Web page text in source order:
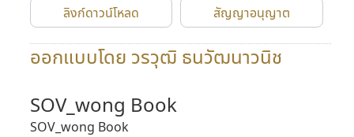
ลิงก์ดาวน์โหลด สัญญาอนุญาต
ออกแบบโดย วรวุฒิ ธนวัฒนาวนิช
SOV_wong Book
SOV_wong Book